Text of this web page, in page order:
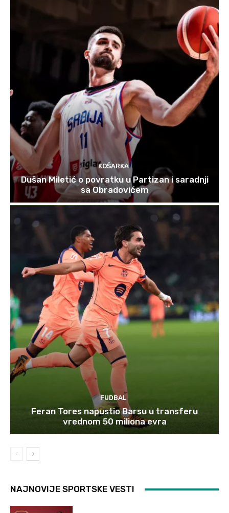
KOŠARKA
Dušan Miletić o povratku u Partizan i saradnji
sa Obradovićem
FUDBAL
Feran Tores napustio Barsu u transferu
vrednom 50 miliona evra
NAJNOVIJE SPORTSKE VESTI